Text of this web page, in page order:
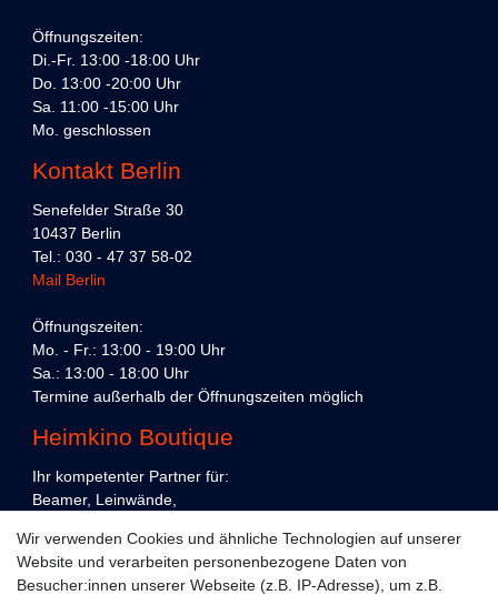
Öffnungszeiten:
Di.-Fr. 13:00 -18:00 Uhr
Do. 13:00 -20:00 Uhr
Sa. 11:00 -15:00 Uhr
Mo. geschlossen
Kontakt Berlin
Senefelder Straße 30
10437 Berlin
Tel.: 030 - 47 37 58-02
Mail Berlin
Öffnungszeiten:
Mo. - Fr.: 13:00 - 19:00 Uhr
Sa.: 13:00 - 18:00 Uhr
Termine außerhalb der Öffnungszeiten möglich
Heimkino Boutique
Ihr kompetenter Partner für:
Beamer, Leinwände,
Heimkino und Unterhaltungselektronik,
in Köln und Berlin.
Wir verwenden Cookies und ähnliche Technologien auf unserer
Website und verarbeiten personenbezogene Daten von
Besucher:innen unserer Webseite (z.B. IP-Adresse), um z.B.